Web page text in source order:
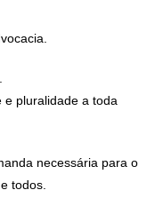
e pluralidade a toda
necessária para o
todos.